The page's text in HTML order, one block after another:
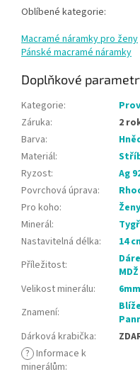
Oblíbené kategorie:
Macramé náramky pro ženy
Pánské macramé náramky
Doplňkové
Kategorie:
Záruka:
2
Barva:
Materiál:
Ryzost:
Ag
Povrchová úprava:
Pro koho:
Ženy
Minerál:
Nastavitelná délka:
14
Příležitost:
MDŽ
Velikost minerálu: 6mm
Znamení:
Dárková krabička:
? Informace k
minerálům: